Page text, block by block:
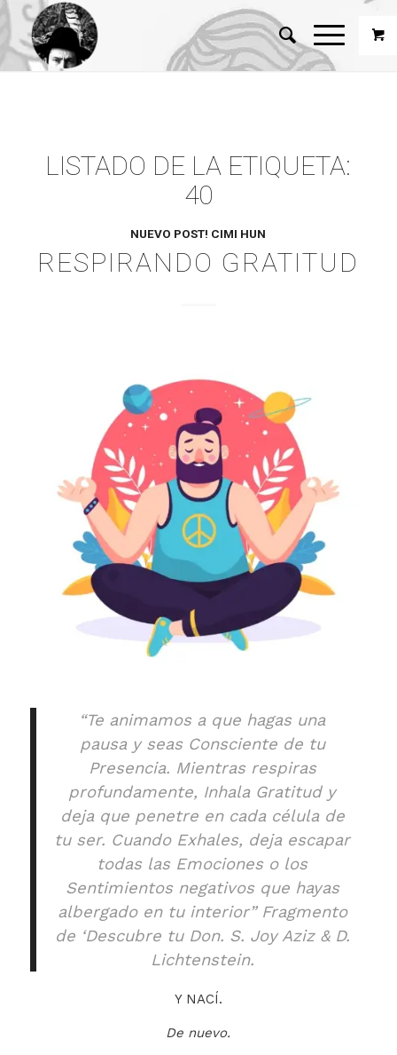
LISTADO DE LA ETIQUETA:
40
NUEVO POST! CIMI HUN
RESPIRANDO GRATITUD
“Te animamos a que hagas una
pausa y seas Consciente de tu
Presencia. Mientras respiras
profundamente, Inhala Gratitud y
deja que penetre en cada célula de
tu ser. Cuando Exhales, deja escapar
todas las Emociones o los
Sentimientos negativos que hayas
albergado en tu interior” Fragmento
de ‘Descubre tu Don. S. Joy Aziz & D.
Lichtenstein.
Y NACÍ.
De nuevo.